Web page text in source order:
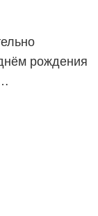
рождения